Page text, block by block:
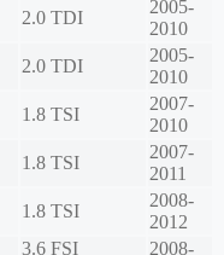
2.0 TDI
2005-
2010
2.0 TDI
2005-
2010
1.8 TSI
2007-
2010
1.8 TSI
2007-
2011
1.8 TSI
2008-
2012
3.6 FSI 2008-